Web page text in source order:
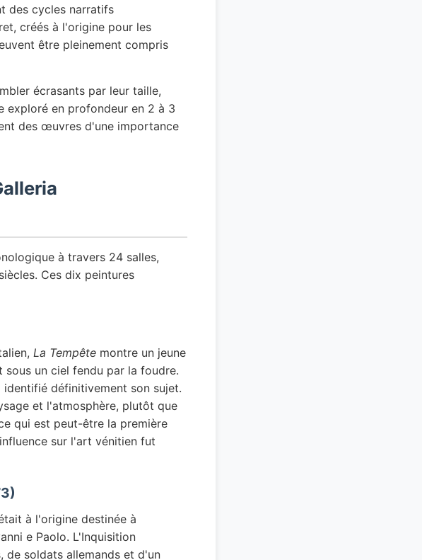
des cycles narratifs
créés à l'origine pour les
être pleinement compris
écrasants par leur taille,
exploré en profondeur en 2 à 3
des œuvres d'une importance
à travers 24 salles,
Ces dix peintures
La Tempête montre un jeune
sous un ciel fendu par la foudre.
définitivement son sujet.
et l'atmosphère, plutôt que
qui est peut-être la première
sur l'art vénitien fut
à l'origine destinée à
e Paolo. L'Inquisition
de soldats allemands et d'un